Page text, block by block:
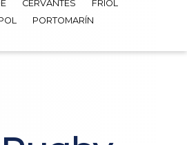
CERVANTES
FRIOL
PORTOMARÍN